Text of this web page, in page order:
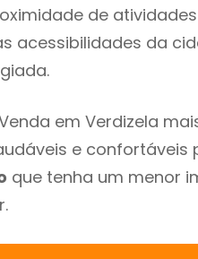
de
acessibilidades da
em Verdizela
e confortáveis
que tenha um menor